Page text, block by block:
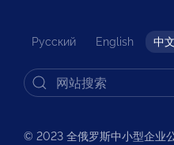
Русский English 中文
© 2023 全俄罗斯中小型企业